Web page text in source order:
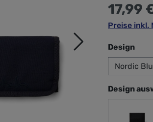
17,99
Preise inkl.
Design
Design